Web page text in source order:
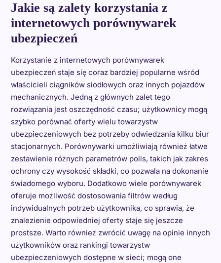
Jakie są zalety korzystania z
internetowych porównywarek
ubezpieczeń
Korzystanie z internetowych porównywarek
ubezpieczeń staje się coraz bardziej popularne wśród
właścicieli ciągników siodłowych oraz innych pojazdów
mechanicznych. Jedną z głównych zalet tego
rozwiązania jest oszczędność czasu; użytkownicy mogą
szybko porównać oferty wielu towarzystw
ubezpieczeniowych bez potrzeby odwiedzania kilku biur
stacjonarnych. Porównywarki umożliwiają również łatwe
zestawienie różnych parametrów polis, takich jak zakres
ochrony czy wysokość składki, co pozwala na dokonanie
świadomego wyboru. Dodatkowo wiele porównywarek
oferuje możliwość dostosowania filtrów według
indywidualnych potrzeb użytkownika, co sprawia, że
znalezienie odpowiedniej oferty staje się jeszcze
prostsze. Warto również zwrócić uwagę na opinie innych
użytkowników oraz rankingi towarzystw
ubezpieczeniowych dostępne w sieci; mogą one